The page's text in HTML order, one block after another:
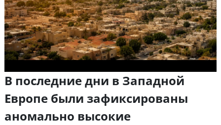
В последние дни в Западной
Европе были зафиксированы
аномально высокие